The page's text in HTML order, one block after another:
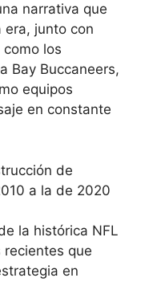
narrativa que
era, junto con
los
Bay Buccaneers,
equipos
en constante
de
a la de 2020
la histórica NFL
que
en